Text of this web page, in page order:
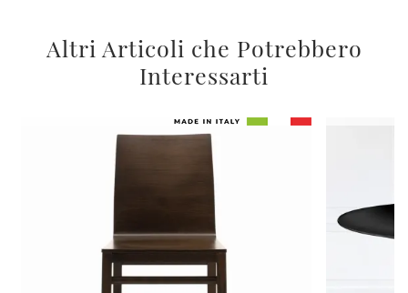
Altri Articoli che Potrebbero
Interessarti